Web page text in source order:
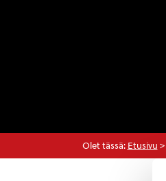
Olet tässä: Etusivu >